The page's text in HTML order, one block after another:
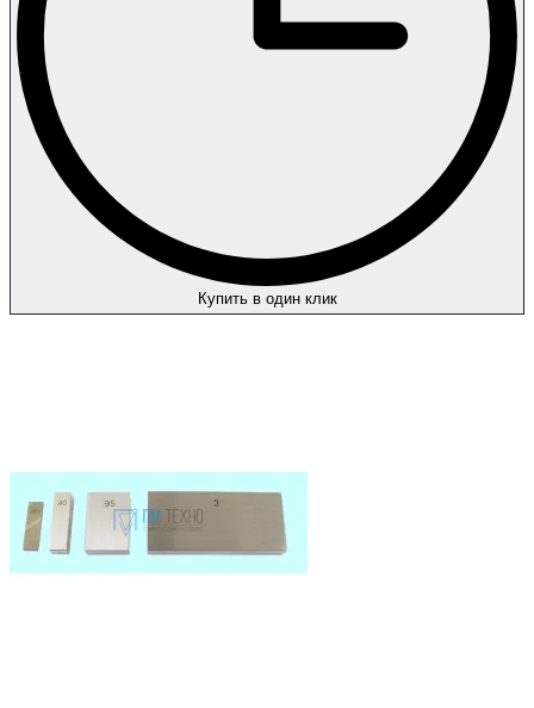
Купить в один клик